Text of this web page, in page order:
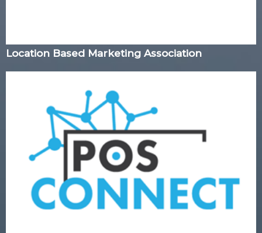
Location Based Marketing Association